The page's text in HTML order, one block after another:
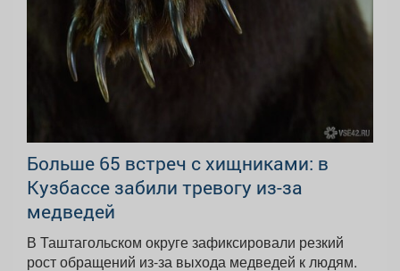
Больше 65 встреч с хищниками: в
Кузбассе забили тревогу из-за
медведей
В Таштагольском округе зафиксировали резкий
рост обращений из-за выхода медведей к людям.